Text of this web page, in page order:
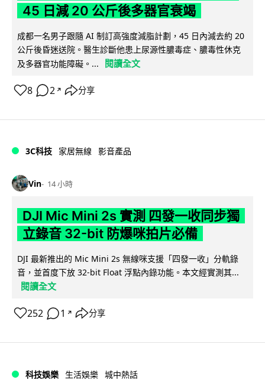
45 日減 20 公斤後多器官衰竭
成都一名男子跟隨 AI 制訂高強度減脂計劃，45 日內減去約 20
公斤後昏迷送院。醫生診斷他患上尿源性膿毒症、膿毒性休克
及多器官功能障礙。...
閱讀全文
8 2 ↗ 分享
3C科技 家居無線 影音產品
Vin 14 小時
DJI Mic Mini 2s 實測 四發一收同步獨
立錄音 32-bit 防爆咪拍片必備
DJI 最新推出的 Mic Mini 2s 無線咪支援「四發一收」分軌錄
音，並首度下放 32-bit Float 浮點內錄功能。本文經實測其...
閱讀全文
252 1 ↗ 分享
科技娛樂 生活娛樂 城中熱話